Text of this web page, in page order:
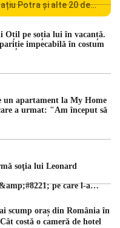
Potra și alte 20 de
împotriva
camera preliminară,
au […]
Oțil pe soția lui în vacanță.
impecabilă în costum
un apartament la My Home
a urmat: "Am început să
soţia lui Leonard
pe care l-a
scump oraș din România în
costă o cameră de hotel